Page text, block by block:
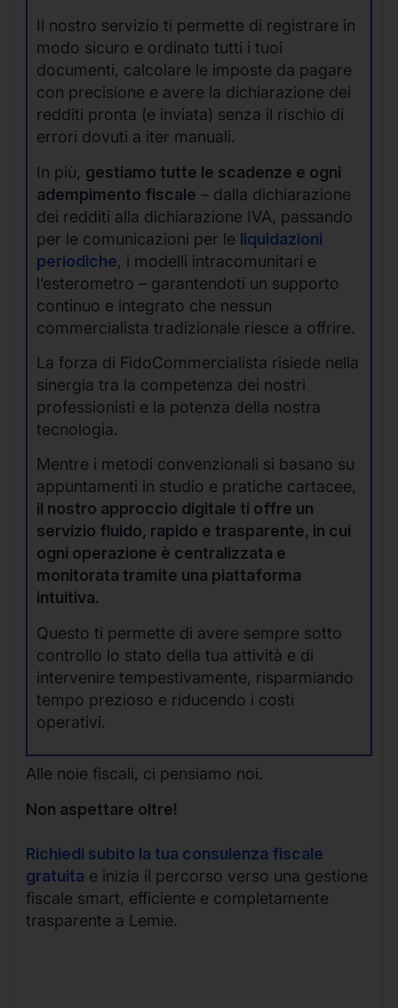
Il nostro servizio ti permette di registrare in
modo sicuro e ordinato tutti i tuoi
documenti, calcolare le imposte da pagare
con precisione e avere la dichiarazione dei
redditi pronta (e inviata) senza il rischio di
errori dovuti a iter manuali.
In più, gestiamo tutte le scadenze e ogni
adempimento fiscale – dalla dichiarazione
dei redditi alla dichiarazione IVA, passando
per le comunicazioni per le liquidazioni
periodiche, i modelli intracomunitari e
l’esterometro – garantendoti un supporto
continuo e integrato che nessun
commercialista tradizionale riesce a offrire.
La forza di FidoCommercialista risiede nella
sinergia tra la competenza dei nostri
professionisti e la potenza della nostra
tecnologia.
Mentre i metodi convenzionali si basano su
appuntamenti in studio e pratiche cartacee,
il nostro approccio digitale ti offre un
servizio fluido, rapido e trasparente, in cui
ogni operazione è centralizzata e
monitorata tramite una piattaforma
intuitiva.
Questo ti permette di avere sempre sotto
controllo lo stato della tua attività e di
intervenire tempestivamente, risparmiando
tempo prezioso e riducendo i costi
operativi.
Alle noie fiscali, ci pensiamo noi.
Non aspettare oltre!
Richiedi subito la tua consulenza fiscale
gratuita e inizia il percorso verso una gestione
fiscale smart, efficiente e completamente
trasparente a Lemie.